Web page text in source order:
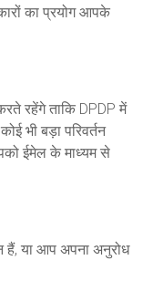
का प्रयोग आपके
रहेंगे ताकि DPDP में
भी बड़ा परिवर्तन
ईमेल के माध्यम से
हैं, या आप अपना अनुरोध